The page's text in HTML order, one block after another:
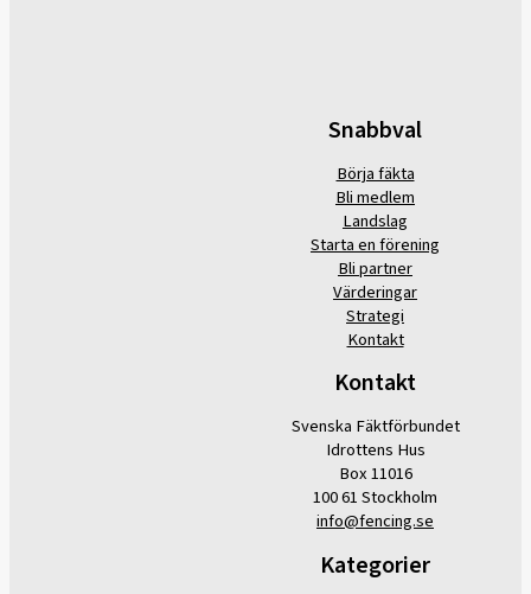
Snabbval
Börja fäkta
Bli medlem
Landslag
Starta en förening
Bli partner
Värderingar
Strategi
Kontakt
Kontakt
Svenska Fäktförbundet
Idrottens Hus
Box 11016
100 61 Stockholm
info@fencing.se
Kategorier